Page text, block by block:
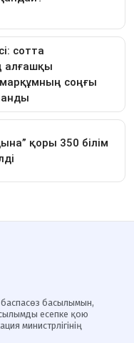
басылымын,
есепке қою
министрлігінің